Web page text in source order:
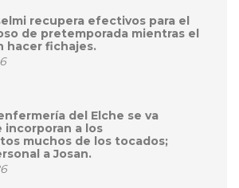
recupera efectivos para el
de pretemporada mientras el
hacer fichajes.
del Elche se va
incorporan a los
muchos de los tocados;
a Josan.